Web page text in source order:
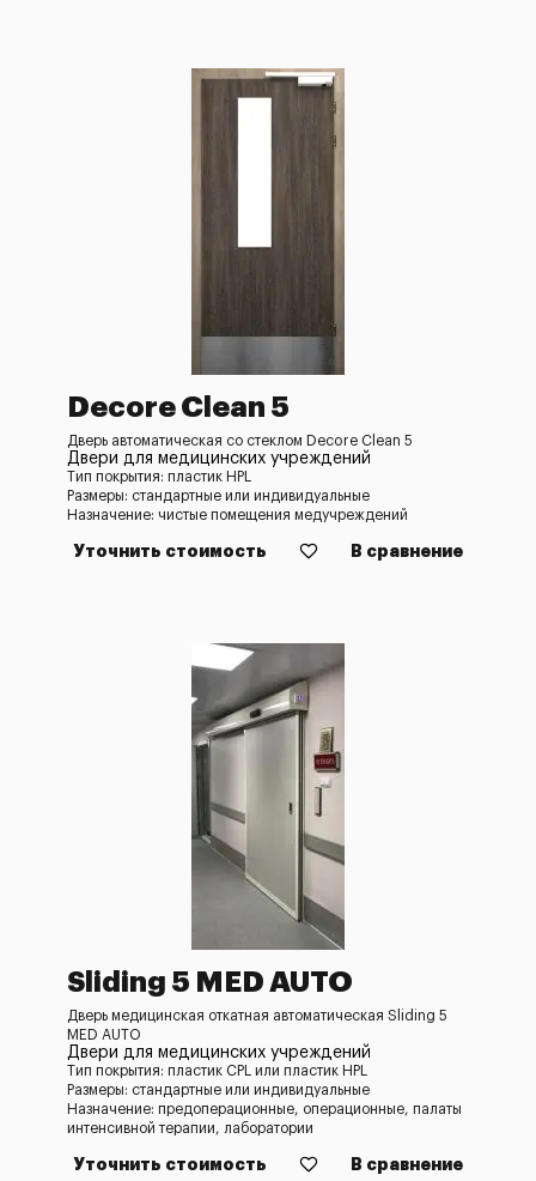
Decore Clean 5
Дверь автоматическая со стеклом Decore Clean 5
Двери для медицинских учреждений
Тип покрытия: пластик HPL
Размеры: стандартные или индивидуальные
Назначение: чистые помещения медучреждений
Уточнить стоимость В сравнение
Sliding 5 MED AUTO
Дверь медицинская откатная автоматическая Sliding 5
MED AUTO
Двери для медицинских учреждений
Тип покрытия: пластик CPL или пластик HPL
Размеры: стандартные или индивидуальные
Назначение: предоперационные, операционные, палаты
интенсивной терапии, лаборатории
Уточнить стоимость В сравнение